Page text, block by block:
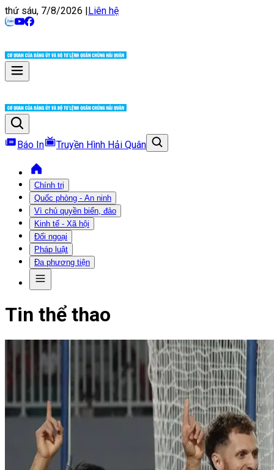
thứ sáu, 7/8/2026 |Liên hệ
Báo In Truyền Hình Hải Quân
Chính trị
Quốc phòng - An ninh
Vì chủ quyền biển, đảo
Kinh tế - Xã hội
Đối ngoại
Pháp luật
Đa phương tiện
Tin thể thao